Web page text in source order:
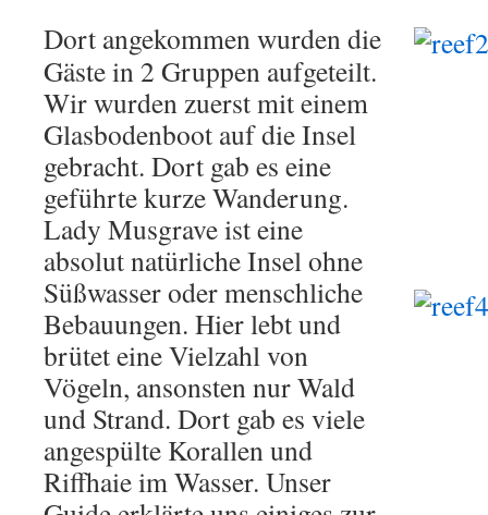
Dort angekommen wurden die
Gäste in 2 Gruppen aufgeteilt.
Wir wurden zuerst mit einem
Glasbodenboot auf die Insel
gebracht. Dort gab es eine
geführte kurze Wanderung.
Lady Musgrave ist eine
absolut natürliche Insel ohne
Süßwasser oder menschliche
Bebauungen. Hier lebt und
brütet eine Vielzahl von
Vögeln, ansonsten nur Wald
und Strand. Dort gab es viele
angespülte Korallen und
Riffhaie im Wasser. Unser